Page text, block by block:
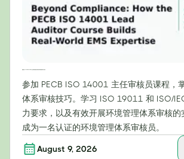
参加 PECB ISO 14001 主任审核员课程，
体系审核技巧。学习 ISO 19011 和 ISO/
力要求，以及有效开展环境管理体系审核的
成为一名认证的环境管理体系审核员。
August 9, 2026